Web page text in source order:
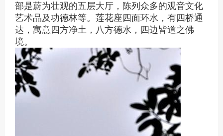
部是蔚为壮观的五层大厅，陈列众多的观音文化
艺术品及功德林等。莲花座四面环水，有四桥通
达，寓意四方净土，八方德水，四边皆道之佛
境。